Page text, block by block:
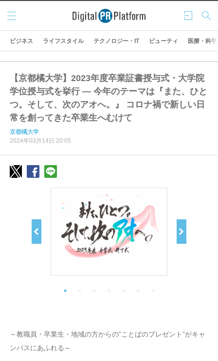
ログ
イン
検索
メニ
ュー
ビジネス ライフスタイル テクノロジー・IT ビューティ 医療・科学
【京都橘大学】2023年度卒業証書授与式・大学院
学位授与式を挙行 ― 今年のテーマは『また、ひと
つ。そして、次のアオへ。』 コロナ禍で新しい日
常を創ってきた卒業生へむけて
京都橘大学
2024年03月14日 20:05
～教職員・卒業生・地域の方からの“ことばのプレゼント”がキャ
ンパスにあふれる～